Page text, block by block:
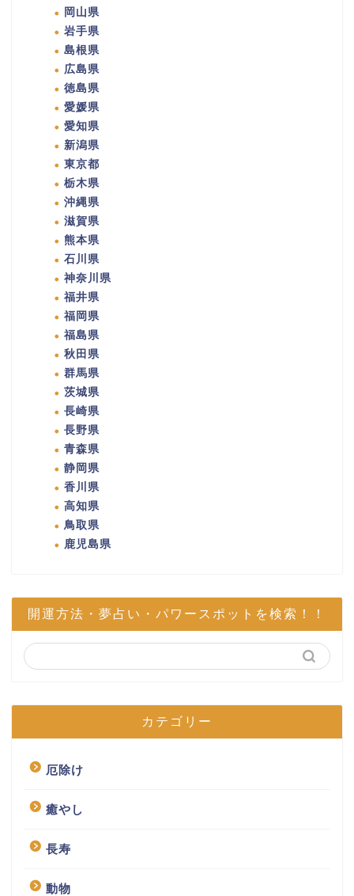
岡山県
岩手県
島根県
広島県
徳島県
愛媛県
愛知県
新潟県
東京都
栃木県
沖縄県
滋賀県
熊本県
石川県
神奈川県
福井県
福岡県
福島県
秋田県
群馬県
茨城県
長崎県
長野県
青森県
静岡県
香川県
高知県
鳥取県
鹿児島県
開運方法・夢占い・パワースポットを検索！！
カテゴリー
厄除け
癒やし
長寿
動物